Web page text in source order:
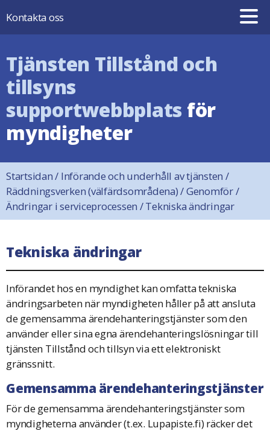
Kontakta oss
Tjänsten Tillstånd och
tillsyns
supportwebbplats för
myndigheter
Startsidan/ Införande och underhåll av tjänsten /
Räddningsverken (välfärdsområdena)/Genomför/
Ändringar i serviceprocessen /Tekniska ändringar
Tekniska ändringar
Införandet hos en myndighet kan omfatta tekniska
ändringsarbeten när myndigheten håller på att ansluta
de gemensamma ärendehanteringstjänster som den
använder eller sina egna ärendehanteringslösningar till
tjänsten Tillstånd och tillsyn via ett elektroniskt
gränssnitt.
Gemensamma ärendehanteringstjänster
För de gemensamma ärendehanteringstjänster som
myndigheterna använder (t.ex. Lupapiste.fi) räcker det